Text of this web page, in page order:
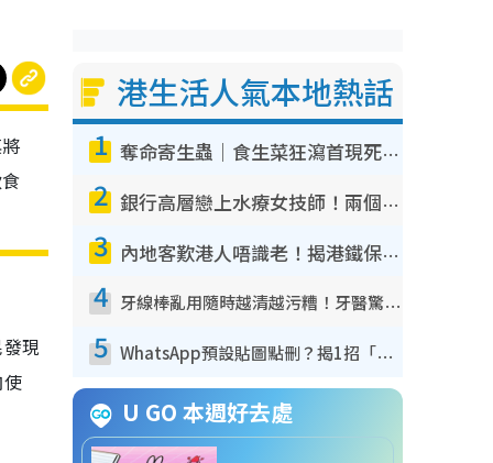
現
港生活人氣本地熱話
1 奪命寄生蟲｜食生菜狂瀉首現死者！疫潮惡化錄1.8萬宗病例 揭洗菜3大謬誤
2 銀行高層戀上水療女技師！兩個月借128萬驚覺「沉船」沉落火海 揭背後疑似邪教操控賣淫
3 內地客歎港人唔識老！揭港鐵保鮮級冷氣 港人求放過：咪投訴
4 牙線棒亂用隨時越清越污糟！牙醫驚揭盲目過戶細菌恐致蛀牙：呢種先係日常真保養
5 WhatsApp預設貼圖點刪？揭1招「反向操作」還原簡潔介面 附3步實測教學
U GO 本週好去處